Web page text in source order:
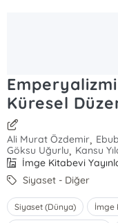
Küresel
Ali Murat Özdemir,
Göksu Uğurlu, Kansu
İmge Kitabevi
Siyaset - Diğer
Siyaset (Dünya) İmge